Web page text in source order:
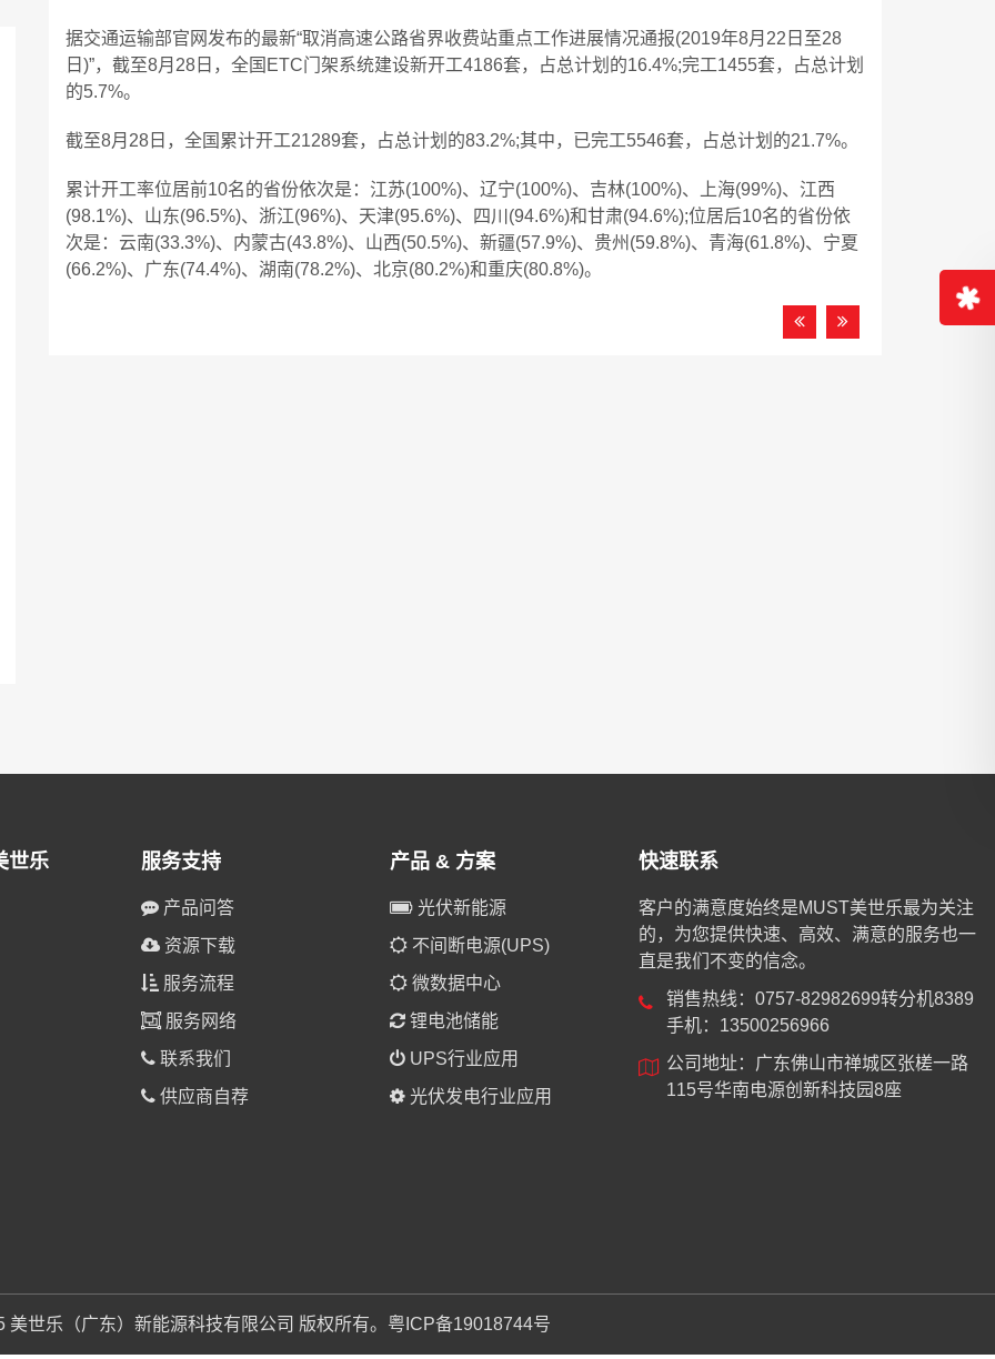
据交通运输部官网发布的最新“取消高速公路省界收费站重点工作进展情况通报(2019年8月22日至28
日)”，截至8月28日，全国ETC门架系统建设新开工4186套，占总计划的16.4%;完工1455套，占总计划
的5.7%。
截至8月28日，全国累计开工21289套，占总计划的83.2%;其中，已完工5546套，占总计划的21.7%。
累计开工率位居前10名的省份依次是：江苏(100%)、辽宁(100%)、吉林(100%)、上海(99%)、江西
(98.1%)、山东(96.5%)、浙江(96%)、天津(95.6%)、四川(94.6%)和甘肃(94.6%);位居后10名的省份依
次是：云南(33.3%)、内蒙古(43.8%)、山西(50.5%)、新疆(57.9%)、贵州(59.8%)、青海(61.8%)、宁夏
(66.2%)、广东(74.4%)、湖南(78.2%)、北京(80.2%)和重庆(80.8%)。
世乐 服务支持
产品问答
资源下载
服务流程
服务网络
联系我们
供应商自荐
产品 & 方案
光伏新能源
不间断电源(UPS)
微数据中心
锂电池储能
UPS行业应用
光伏发电行业应用
快速联系
客户的满意度始终是MUST美世乐最为关注
的，为您提供快速、高效、满意的服务也一
直是我们不变的信念。
销售热线：0757-82982699转分机8389
手机：13500256966
公司地址：广东佛山市禅城区张槎一路
115号华南电源创新科技园8座
美世乐（广东）新能源科技有限公司 版权所有。 粤ICP备19018744号